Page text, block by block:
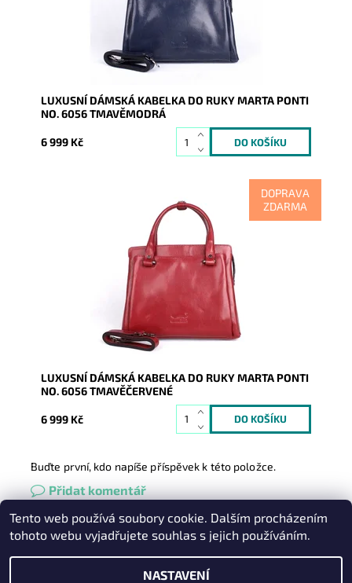
Marta Ponti
2 roky
LUXUSNÍ DÁMSKÁ KABELKA DO RUKY MARTA PONTI
NO. 6056 TMAVĚMODRÁ
6 999 Kč
DOPRAVA
ZDARMA
V kabelce do ruky Marta Ponti v nádherné
tmavěčervené barvě se odráží nejen luxus, kvalita na
Skladem
9969
Marta Ponti
2 roky
LUXUSNÍ DÁMSKÁ KABELKA DO RUKY MARTA PONTI
NO. 6056 TMAVĚČERVENÉ
6 999 Kč
Buďte první, kdo napíše příspěvek k této položce.
Přidat komentář
Heureka.cz | Zboží.cz Oázakabelek
Tento web používá soubory cookie. Dalším procházením
tohoto webu vyjadřujete souhlas s jejich používáním.
NASTAVENÍ